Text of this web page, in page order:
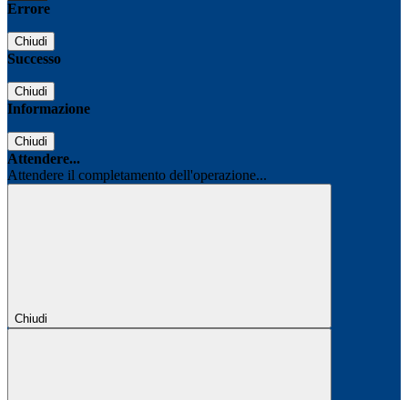
Errore
Chiudi
Successo
Chiudi
Informazione
Chiudi
Attendere...
Attendere il completamento dell'operazione...
Chiudi